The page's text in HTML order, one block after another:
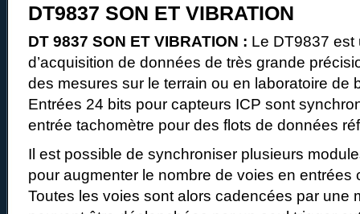
DT9837 SON ET VIBRATION
DT 9837 SON ET VIBRATION : Le DT9837 est
d’acquisition de données de très grande
des mesures sur le terrain ou en laboratoire de
Entrées 24 bits pour capteurs ICP sont
entrée tachomètre pour des flots de données
Il est possible de synchroniser plusieurs
pour augmenter le nombre de voies en
Toutes les voies sont alors cadencées par une